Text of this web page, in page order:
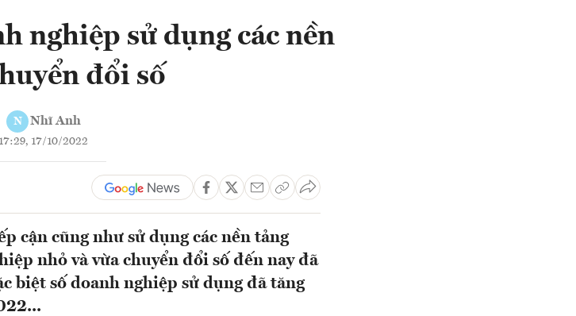
nghiệp sử dụng các nền
đổi số
N Nhĩ Anh
17/10/2022
cận cũng như sử dụng các nền tảng
nhỏ và vừa chuyển đổi số đến nay đã
biệt số doanh nghiệp sử dụng đã tăng